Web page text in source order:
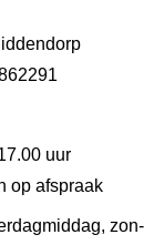
uur
op afspraak
zon-